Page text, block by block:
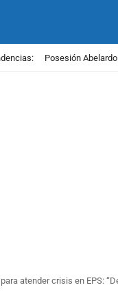
Posesión
atender crisis en EPS: